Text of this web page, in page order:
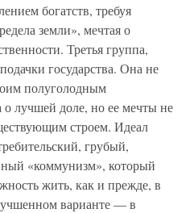
богатств, требуя
земли», мечтая о
Третья группа,
государства. Она не
полуголодным
лучшей доле, но ее мечты не
строем. Идеал
грубый,
«коммунизм», который
жить, как и прежде, в
варианте — в